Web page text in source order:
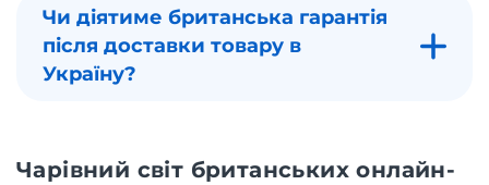
Чи діятиме британська гарантія
після доставки товару в
Україну?
Чарівний світ британських онлайн-